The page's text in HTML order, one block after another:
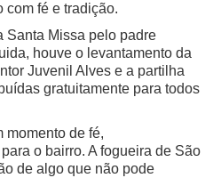
com fé e tradição.
Santa Missa pelo padre
houve o levantamento da
Juvenil Alves e a partilha
gratuitamente para todos
momento de fé,
o bairro. A fogueira de São
de algo que não pode